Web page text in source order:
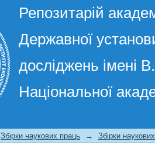
Репозитарій
Державної
досліджень імені
Національної
Збірки наукових праць → Збірки